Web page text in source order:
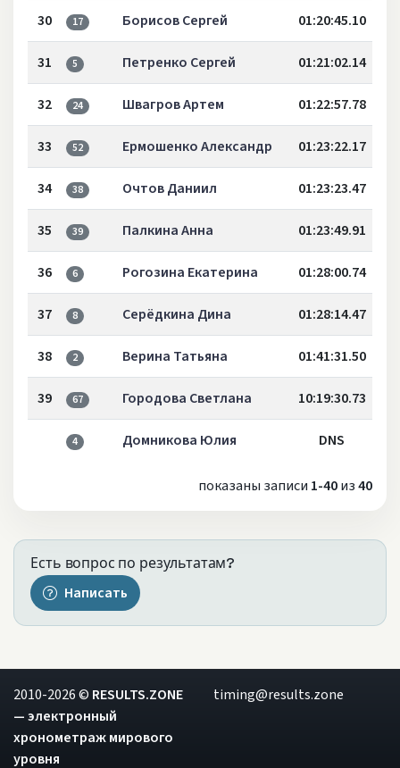
30 17 Борисов Сергей 01:20:45.10
31 5 Петренко Сергей 01:21:02.14
32 24 Швагров Артем 01:22:57.78
33 52 Ермошенко Александр 01:23:22.17
34 38 Очтов Даниил 01:23:23.47
35 39 Палкина Анна 01:23:49.91
36 6 Рогозина Екатерина 01:28:00.74
37 8 Серёдкина Дина 01:28:14.47
38 2 Верина Татьяна 01:41:31.50
39 67 Городова Светлана 10:19:30.73
4 Домникова Юлия DNS
показаны записи 1-40из40
Есть вопрос по результатам?
Написать
2010-2026 © RESULTS.ZONE
— электронный
хронометраж мирового
уровня
timing@results.zone